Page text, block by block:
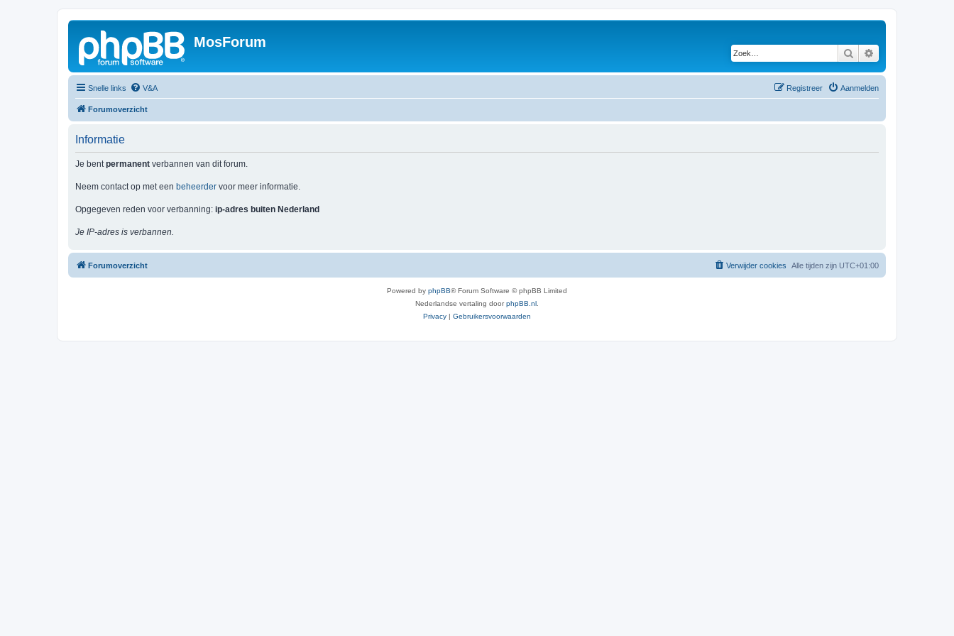
MosForum
Zoek
Snelle links V&A Aanmelden
Registreer
Forumoverzicht
Informatie
Je bentpermanent verbannen van dit forum.
Neem contact op met een beheerder voor meer informatie.
Opgegeven reden voor verbanning: ip-adres buiten Nederland
Je IP-adres is verbannen.
Forumoverzicht Alle tijden zijn UTC+01:00
Verwijder cookies
Powered by phpBB® Forum Software © phpBB Limited
Nederlandse vertaling doorphpBB.nl
Privacy | Gebruikersvoorwaarden